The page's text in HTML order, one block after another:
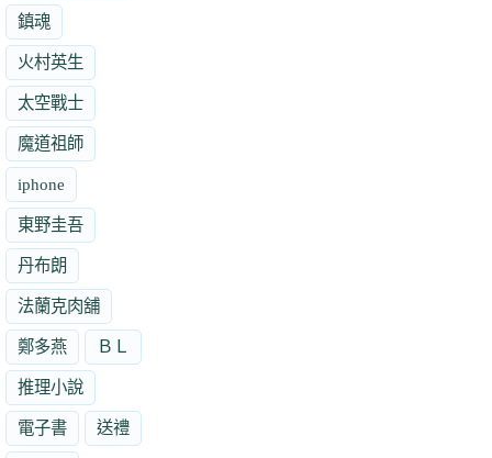
鎮魂
火村英生
太空戰士
魔道祖師
iphone
東野圭吾
丹布朗
法蘭克肉舖
鄭多燕 ＢＬ
推理小說
電子書 送禮